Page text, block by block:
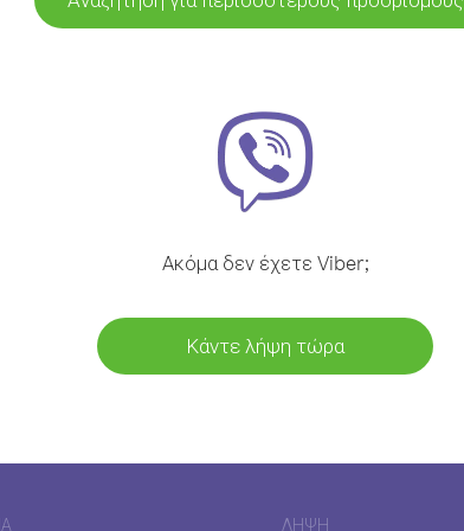
Ακόμα δεν έχετε Viber;
Κάντε λήψη τώρα
ΛΉΨΗ